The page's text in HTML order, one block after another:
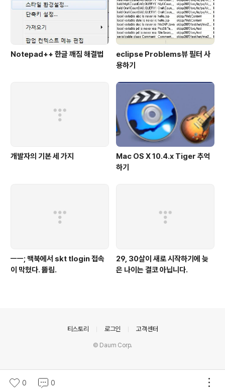
Notepad++ 한글 깨짐 해결법
eclipse Problems뷰 필터 사
용하기
개발자의 기본 세 가지
Mac OS X 10.4.x Tiger 추억
하기
ㅡㅡ; 맥북에서 skt tlogin 접속
이 막혔다. 뚫림.
29, 30살이 새로 시작하기에 늦
은 나이는 결코 아닙니다.
0 0
티스토리 로그인 고객센터
© Daum Corp.